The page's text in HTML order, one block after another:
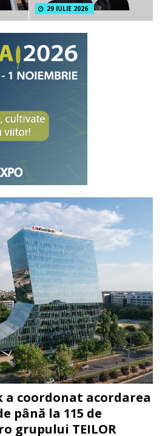
29 IULIE 2026
a coordonat acordarea
până la 115 de
grupului TEILOR